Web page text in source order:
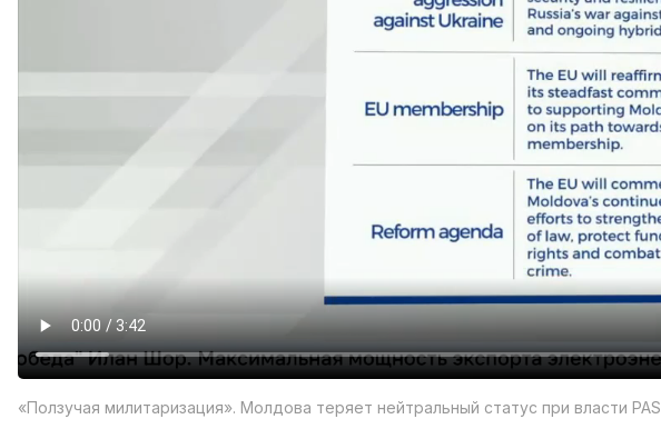
«Ползучая милитаризация». Молдова теряет нейтральный статус при власти PAS